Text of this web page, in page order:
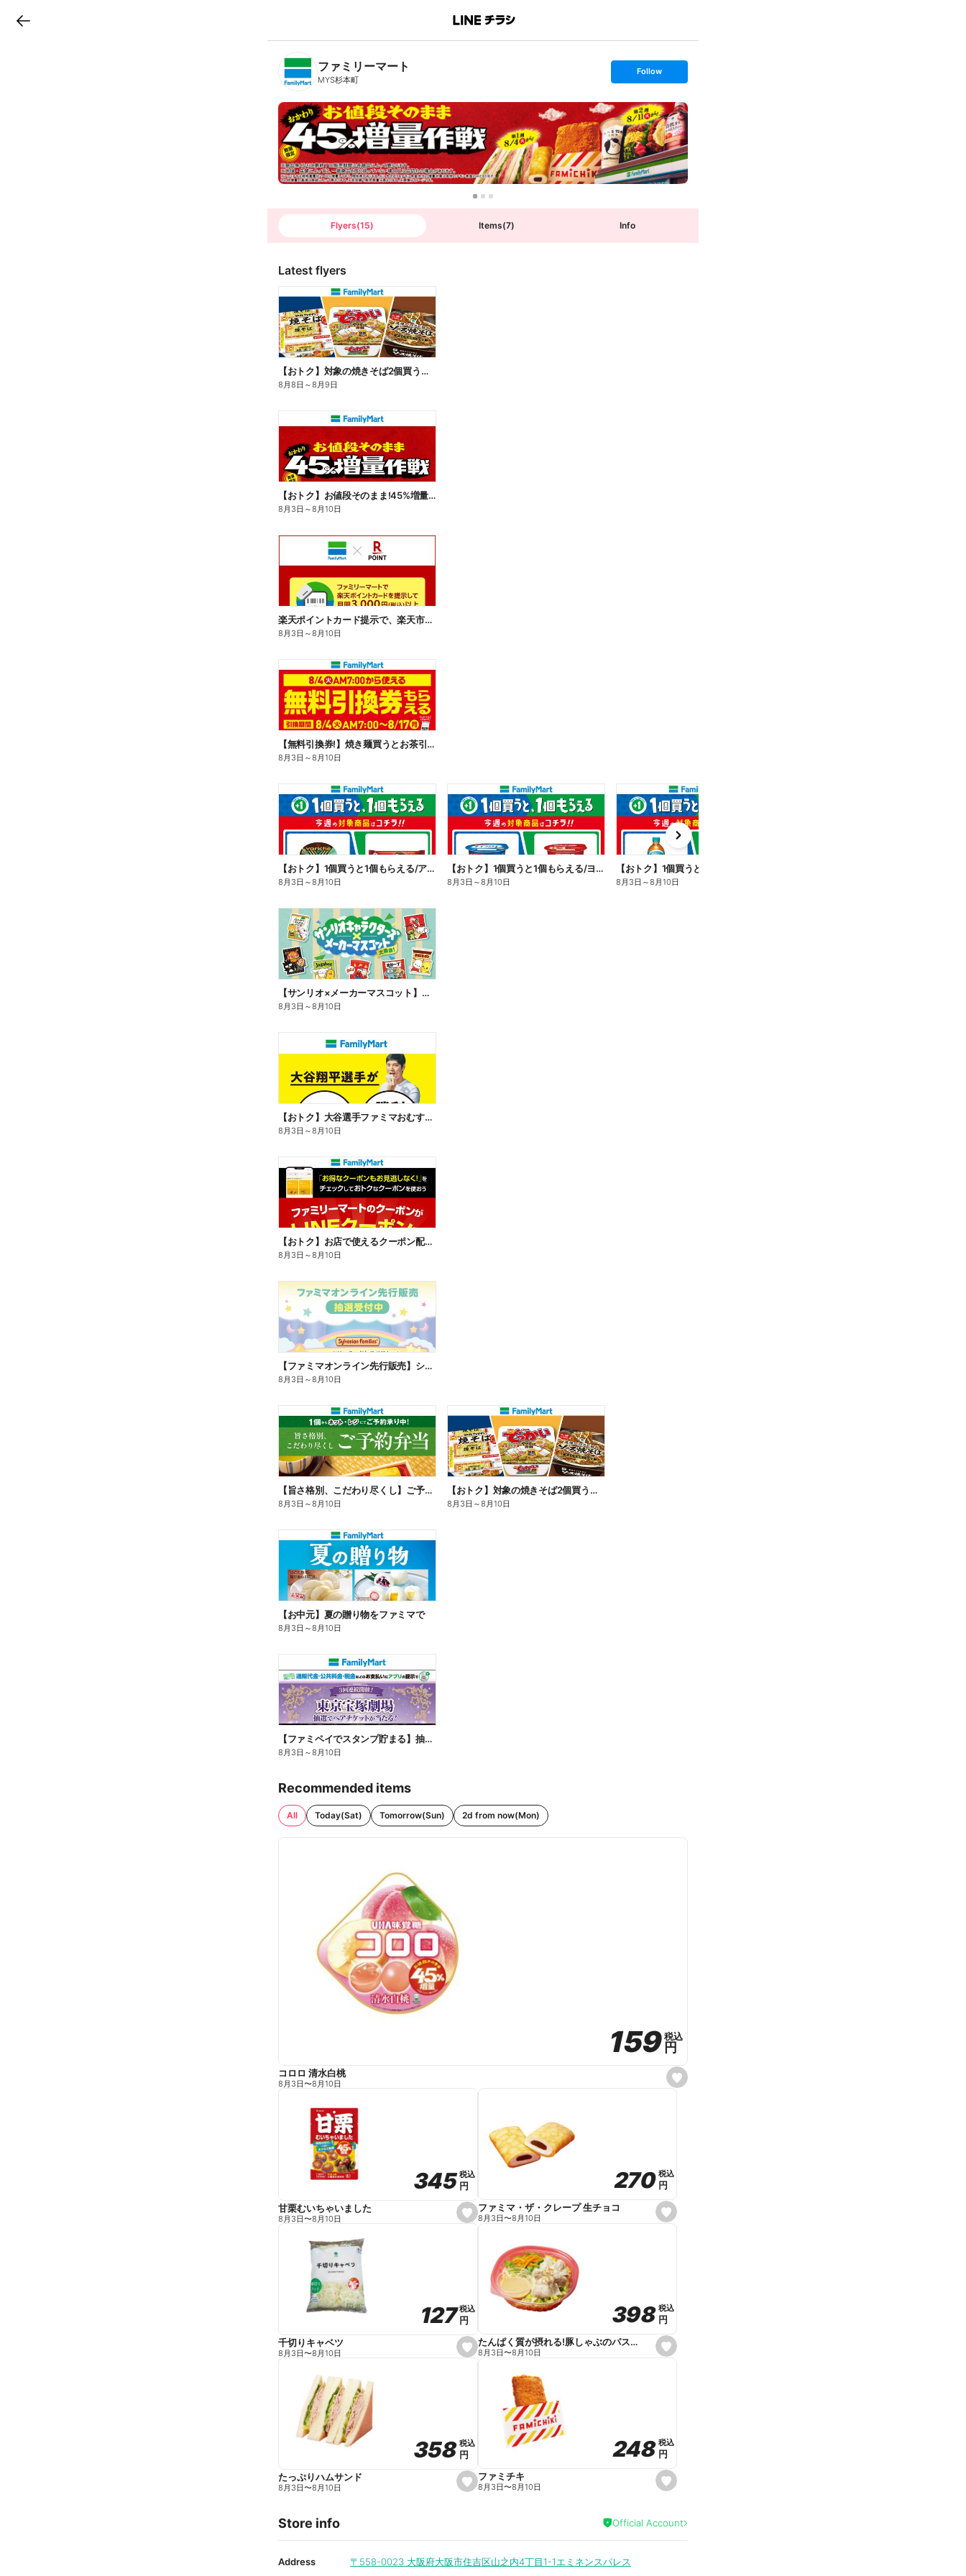
B
n
T
ファミリーマート
MYS杉本町
s
t
o
l
l
o
w
Follow
Flyers(15) Items(7) Info
Latest flyers
【おトク】対象の焼きそば2個買うと100円引き!
8月8日 ～8月9日
【おトク】お値段そのまま!45%増量作戦!
8月3日 ～8月10日
楽天ポイントカード提示で、楽天市場でのお買い物がおトクに!
8月3日 ～8月10日
【無料引換券!】焼き麺買うとお茶引換券貰える!
8月3日 ～8月10日
【おトク】1個買うと1個もらえる/アイス
8月3日 ～8月10日
【おトク】1個買うと1個もらえる/ヨーグルト
8月3日 ～8月10日
【おトク】1個買うと1個もらえる/麦茶
8月3日 ～8月10日
e
x
t
【サンリオ×メーカーマスコット】オリジナルグッズ貰える!
8月3日 ～8月10日
【おトク】大谷選手ファミマおむすび割
8月3日 ～8月10日
【おトク】お店で使えるクーポン配信中
8月3日 ～8月10日
【ファミマオンライン先行販売】シルバニアファミリー
8月3日 ～8月10日
【旨さ格別、こだわり尽くし】ご予約弁当
8月3日 ～8月10日
【おトク】対象の焼きそば2個買うと100円引き!
8月3日 ～8月10日
【お中元】夏の贈り物をファミマで
8月3日 ～8月10日
【ファミペイでスタンプ貯まる】抽選でペアチケットが当たる!
8月3日 ～8月10日
Recommended items
All Today(Sat) Tomorrow(Sun) 2d from now(Mon)
s
e
159
159税込
税込
円
円
コロロ 清水白桃
8月3日〜8月10日
s
e
e
345
345税込
税込
円
円
甘栗むいちゃいました
8月3日〜8月10日
s
e
e
270
270 税込
税込
円
円
ファミマ・ザ・クレープ 生チョコ
8月3日〜8月10日
s
e
e
127
127税込
税込
円
円
千切りキャベツ
8月3日〜8月10日
s
e
e
398
398 税込
税込
円
円
たんぱく質が摂れる!豚しゃぶのパスタサラダ
8月3日〜8月10日
s
e
i
t
358
358税込
税込
円
円
たっぷりハムサンド
8月3日〜8月10日
s
e
a
248
248 税込
税込
円
円
ファミチキ
8月3日〜8月10日
Store info Official Account
Address 〒558-0023 大阪府大阪市住吉区山之内4丁目1-1エミネンスパレス